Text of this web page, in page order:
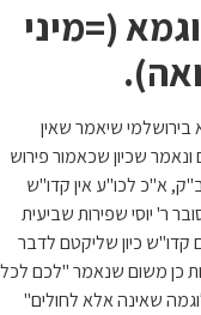
(=מיני
בירושלמי שיאמר שאין
שכיון שכאמור פירוש
א"כ לכו"ע אין קדו"ש
ר' יוסי שפירות שביעית
כיון שליקטם לדבר
כן משום שנאמר "לכם לכל
שאינה אלא לחולים"